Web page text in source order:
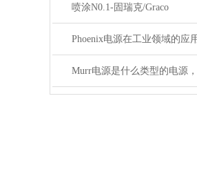
喷涂N0.1-固瑞克/Graco